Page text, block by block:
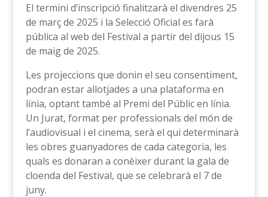
El termini d’inscripció finalitzarà el divendres 25
de març de 2025 i la Selecció Oficial es farà
pública al web del Festival a partir del dijous 15
de maig de 2025.
Les projeccions que donin el seu consentiment,
podran estar allotjades a una plataforma en
línia, optant també al Premi del Públic en línia.
Un Jurat, format per professionals del món de
l’audiovisual i el cinema, serà el qui determinarà
les obres guanyadores de cada categoria, les
quals es donaran a conèixer durant la gala de
cloenda del Festival, que se celebrarà el 7 de
juny.